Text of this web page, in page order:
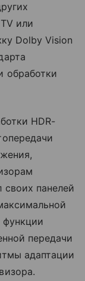
или
Dolby Vision
обработки
HDR-
своих панелей
функции
передачи
адаптации